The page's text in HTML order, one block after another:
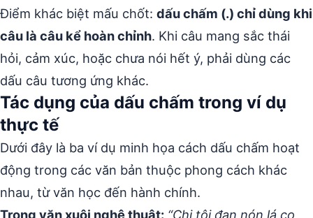
Điểm khác biệt mấu chốt: dấu chấm (.) chỉ dùng khi
câu là câu kể hoàn chỉnh. Khi câu mang sắc thái
hỏi, cảm xúc, hoặc chưa nói hết ý, phải dùng các
dấu câu tương ứng khác.
Tác dụng của dấu chấm trong ví dụ
thực tế
Dưới đây là ba ví dụ minh họa cách dấu chấm hoạt
động trong các văn bản thuộc phong cách khác
nhau, từ văn học đến hành chính.
Trong văn xuôi nghệ thuật: “Chị tôi đan nón lá cọ